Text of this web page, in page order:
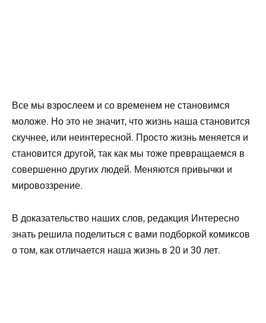
Все мы взрослеем и со временем не становимся
моложе. Но это не значит, что жизнь наша становится
скучнее, или неинтересной. Просто жизнь меняется и
становится другой, так как мы тоже превращаемся в
совершенно других людей. Меняются привычки и
мировоззрение.
В доказательство наших слов, редакция Интересно
знать решила поделиться с вами подборкой комиксов
о том, как отличается наша жизнь в 20 и 30 лет.